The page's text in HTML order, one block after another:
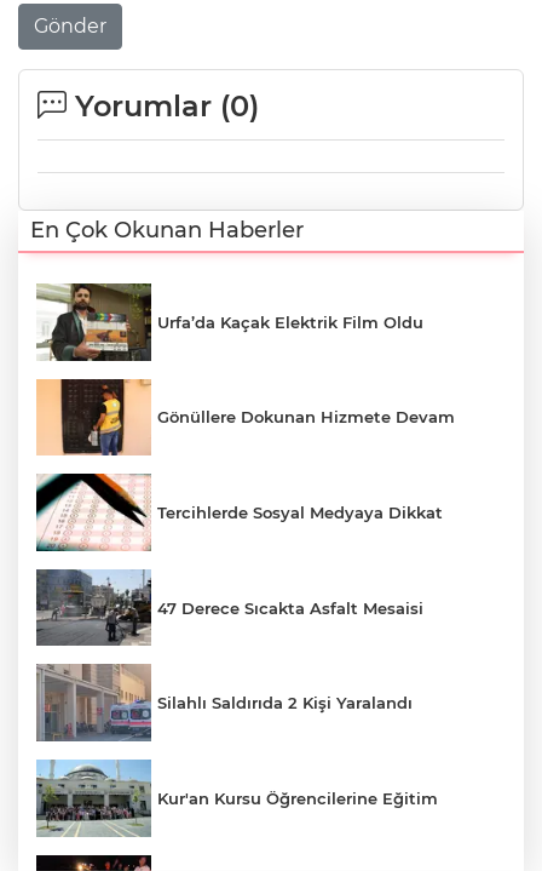
Gönder
Yorumlar (0)
En Çok Okunan Haberler
Urfa’da Kaçak Elektrik Film Oldu
Gönüllere Dokunan Hizmete Devam
Tercihlerde Sosyal Medyaya Dikkat
47 Derece Sıcakta Asfalt Mesaisi
Silahlı Saldırıda 2 Kişi Yaralandı
Kur'an Kursu Öğrencilerine Eğitim